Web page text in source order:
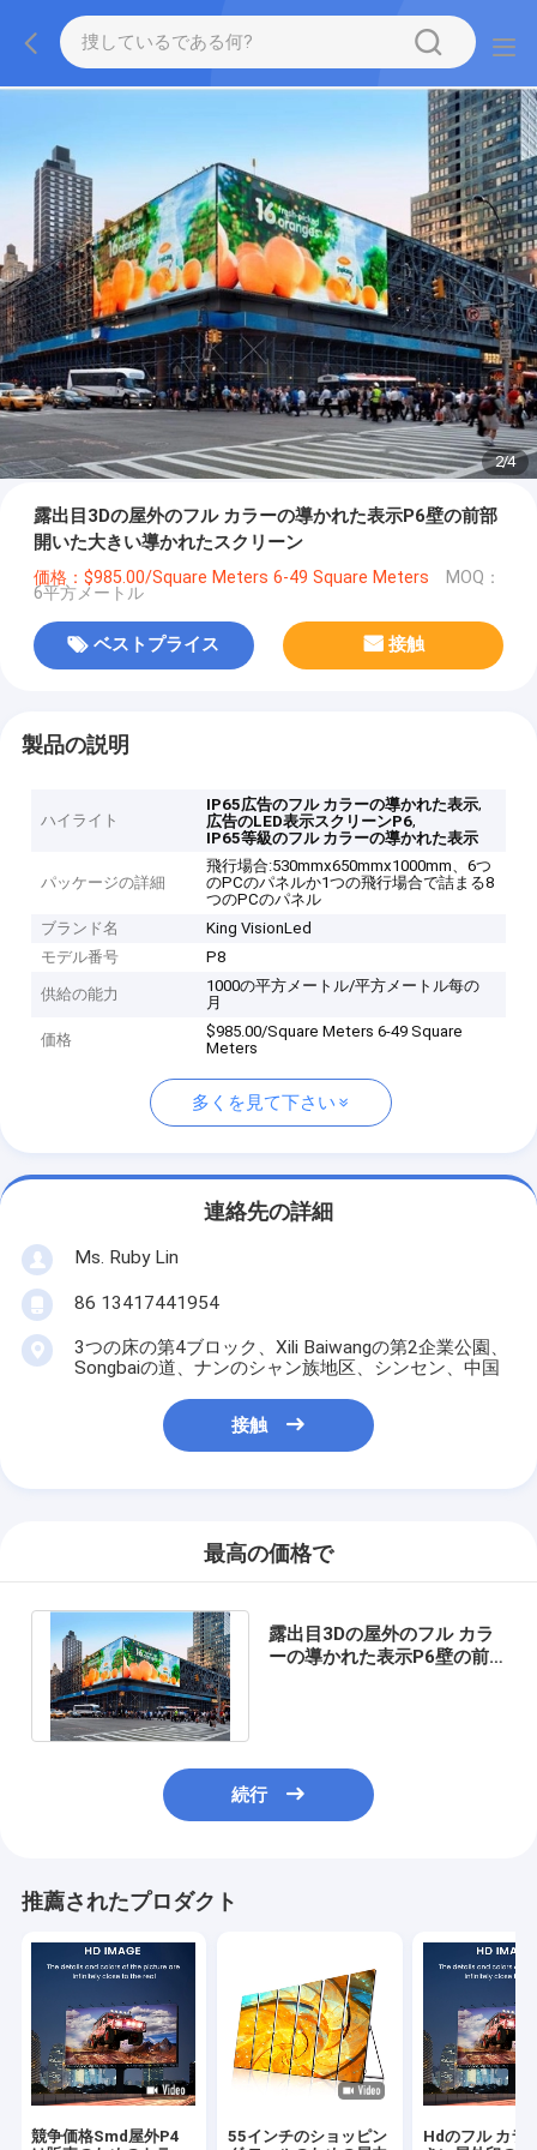
2/4
露出目3Dの屋外のフル カラーの導かれた表示P6壁の前部
開いた大きい導かれたスクリーン
価格：$985.00/Square Meters 6-49 Square Meters MOQ：
6平方メートル
ベストプライス 接触
製品の説明
ハイライト
IP65広告のフル カラーの導かれた表示,
広告のLED表示スクリーンP6,
IP65等級のフル カラーの導かれた表示
パッケージの詳細
飛行場合:530mmx650mmx1000mm、6つ
のPCのパネルか1つの飛行場合で詰まる8
つのPCのパネル
ブランド名
King VisionLed
モデル番号
P8
供給の能力
1000の平方メートル/平方メートル每の
月
価格
$985.00/Square Meters 6-49 Square
Meters
多くを見て下さい
連絡先の詳細
Ms. Ruby Lin
86 13417441954
3つの床の第4ブロック、Xili Baiwangの第2企業公園、
Songbaiの道、ナンのシャン族地区、シンセン、中国
接触
最高の価格で
露出目3Dの屋外のフル カラ
ーの導かれた表示P6壁の前
続行
推薦されたプロダクト
競争価格Smd屋外P4
55インチのショッピン
Hdのフル カラ